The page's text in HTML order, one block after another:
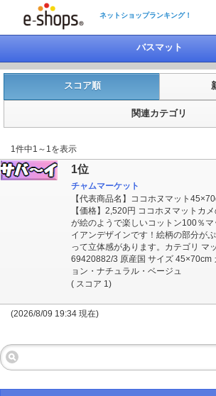
ネットショップランキング！
バスマット
スコア順
関連カテゴリ
1件中1～1を表示
1位
チャムマーケット
【代表商品名】ココホヌマット
【価格】2,520円 ココホヌマットカ
が絵のようで楽しいコットン100％
イアンデザインです！絵柄の部分が
って立体感があります。カテゴリ マ
69420882/3 原産国 サイズ 45×70cm
ョン・ナチュラル・ベージュ
( スコア 1)
(2026/8/09 19:34 現在)